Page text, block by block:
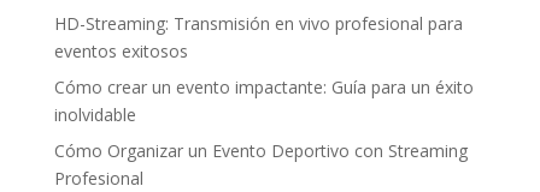
HD-Streaming: Transmisión en vivo profesional para
eventos exitosos
Cómo crear un evento impactante: Guía para un éxito
inolvidable
Cómo Organizar un Evento Deportivo con Streaming
Profesional